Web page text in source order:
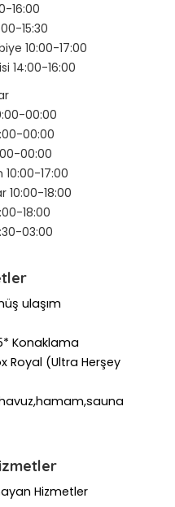
16:00
15:30
10:00-17:00
14:00-16:00
00:00
00:00
00:00
17:00
10:00-18:00
18:00
03:00
ulaşım
Konaklama
Royal (Ultra Herşey
Hizmetler